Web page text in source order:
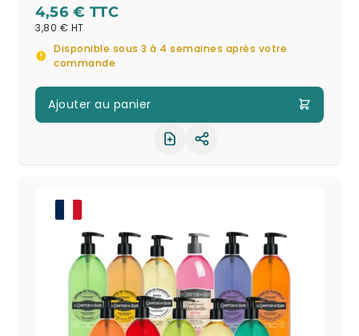
4,56 €
3,80 €
Disponible sous 3 à 4 semaines après votre
commande
Ajouter au panier
Partager le produit